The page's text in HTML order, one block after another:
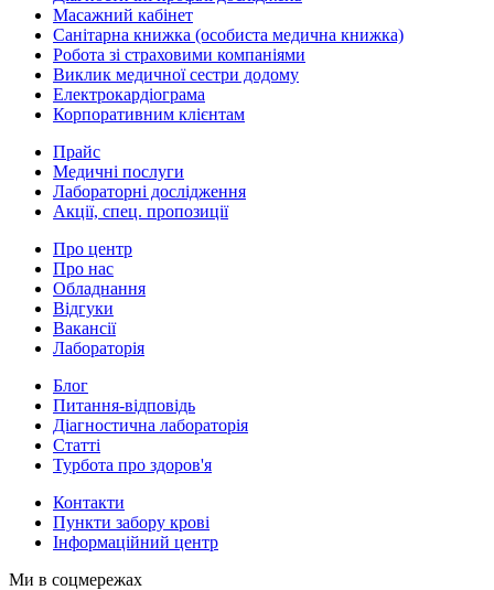
Масажний кабінет
Санітарна книжка (особиста медична книжка)
Робота зі страховими компаніями
Виклик медичної сестри додому
Електрокардіограма
Корпоративним клієнтам
Прайс
Медичні послуги
Лабораторні дослідження
Акції, спец. пропозиції
Про центр
Про нас
Обладнання
Відгуки
Вакансії
Лабораторія
Блог
Питання-відповідь
Діагностична лабораторія
Статті
Турбота про здоров'я
Контакти
Пункти забору крові
Інформаційний центр
Ми в соцмережах